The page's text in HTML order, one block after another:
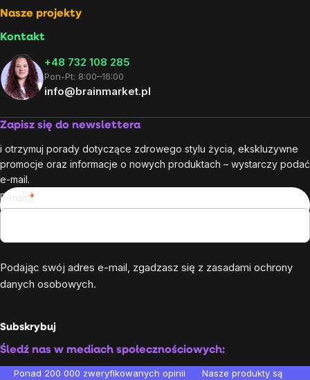
Nasze projekty
Kontakt
+48 732 108 285
Pon-Pt: 8:00–16:00
info@brainmarket.pl
Zapisz się do newslettera
i otrzymuj porady dotyczące zdrowego stylu życia, ekskluzywne
promocje oraz informacje o nowych produktach – wystarczy podać
e-mail.
E-mail
Podając swój adres e-mail, zgadzasz się z zasadami ochrony
danych osobowych.
Subskrybuj
Śledź nas w mediach społecznościowych:
Ponad 200 000 zweryfikowanych opinii Nasze produkty są